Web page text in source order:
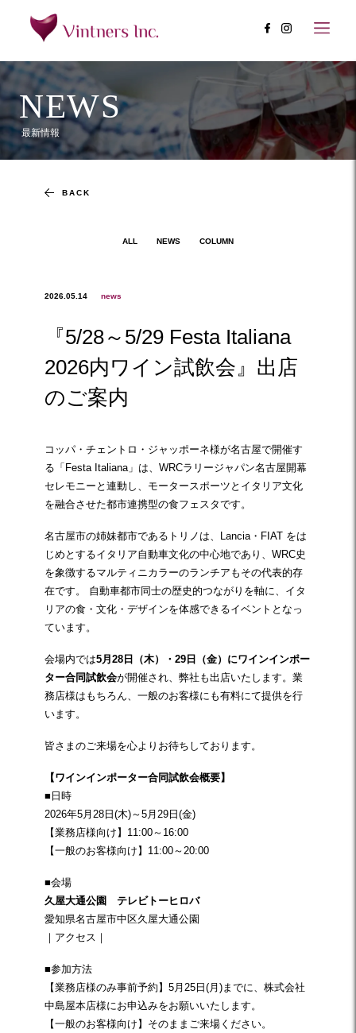
NEWS
最新情報
BACK
ALL NEWS COLUMN
2026.05.14 news
『5/28～5/29 Festa Italiana
2026内ワイン試飲会』出店
のご案内
コッパ・チェントロ・ジャッポーネ様が名古屋で開催す
る「Festa Italiana」は、WRCラリージャパン名古屋開幕
セレモニーと連動し、モータースポーツとイタリア文化
を融合させた都市連携型の食フェスタです。
名古屋市の姉妹都市であるトリノは、Lancia・FIAT をは
じめとするイタリア自動車文化の中心地であり、WRC史
を象徴するマルティニカラーのランチアもその代表的存
在です。 自動車都市同士の歴史的つながりを軸に、イタ
リアの食・文化・デザインを体感できるイベントとなっ
ています。
会場内では5月28日（木）・29日（金）にワインインポー
ター合同試飲会が開催され、弊社も出店いたします。業
務店様はもちろん、一般のお客様にも有料にて提供を行
います。
皆さまのご来場を心よりお待ちしております。
【ワインインポーター合同試飲会概要】
■日時
2026年5月28日(木)～5月29日(金)
【業務店様向け】11:00～16:00
【一般のお客様向け】11:00～20:00
■会場
久屋大通公園 テレビトーヒロバ
愛知県名古屋市中区久屋大通公園
｜ アクセス ｜
■参加方法
【業務店様のみ事前予約】5月25日(月)までに、株式会社
中島屋本店様にお申込みをお願いいたします。
【一般のお客様向け】そのままご来場ください。